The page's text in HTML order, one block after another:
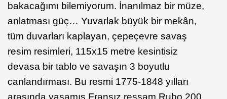
bakacağımı bilemiyorum. İnanılmaz bir müze,
anlatması güç… Yuvarlak büyük bir mekân,
tüm duvarları kaplayan, çepeçevre savaş
resim resimleri, 115x15 metre kesintisiz
devasa bir tablo ve savaşın 3 boyutlu
canlandırması. Bu resmi 1775-1848 yılları